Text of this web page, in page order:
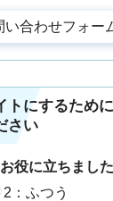
トにするため
さい
役に立ちまし
2：ふつう